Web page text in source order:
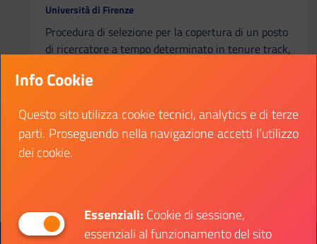
Università di Firenze
Procedura di selezione per la copertura di un posto
di ricercatore a tempo determinato in tenure track,
applicata, scienze infermieristiche e statistica
Data fine:
23 novembre 2023
Vai al bando
Info Cookie
Questo sito utilizza cookie tecnici, analytics e di terze
parti. Proseguendo nella navigazione accetti l’utilizzo
dei cookie.
Essenziali: Cookie di sessione,
essenziali al funzionamento del sito